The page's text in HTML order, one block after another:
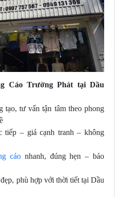
Cáo Trường Phát tại Dầu
tạo, tư vấn tận tâm theo phong
tiếp – giá cạnh tranh – không
cáo nhanh, đúng hẹn – bảo
phù hợp với thời tiết tại Dầu